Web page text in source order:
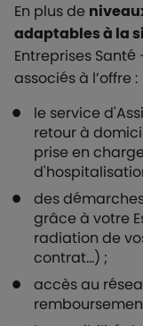
En plus de
adaptables à la
Entreprises
associés à l’offre :
le service
retour à
prise en
des
grâce à votre
radiation de
contrat…) ;
accès au